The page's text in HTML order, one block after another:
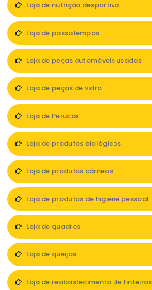
Loja de nutrição desportiva
Loja de passatempos
Loja de peças automóveis usadas
Loja de peças de vidro
Loja de Perucas
Loja de produtos biológicos
Loja de produtos cárneos
Loja de produtos de higiene pessoal
Loja de quadros
Loja de queijos
Loja de reabastecimento de tinteiros